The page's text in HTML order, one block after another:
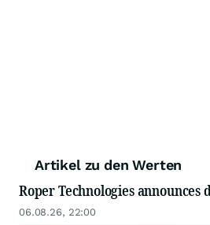
Artikel zu den Werten
Roper Technologies announces
06.08.26, 22:00